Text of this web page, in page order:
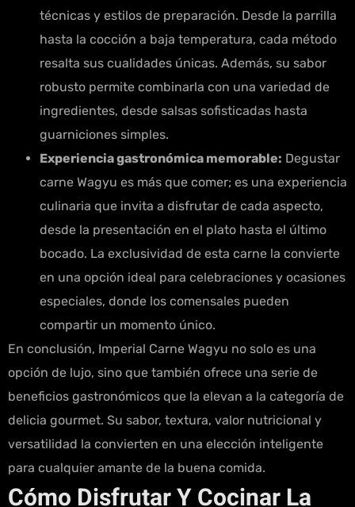
técnicas y estilos de preparación. Desde la parrilla
hasta la cocción a baja temperatura, cada método
resalta sus cualidades únicas. Además, su sabor
robusto permite combinarla con una variedad de
ingredientes, desde salsas sofisticadas hasta
guarniciones simples.
Experiencia gastronómica memorable: Degustar
carne Wagyu es más que comer; es una experiencia
culinaria que invita a disfrutar de cada aspecto,
desde la presentación en el plato hasta el último
bocado. La exclusividad de esta carne la convierte
en una opción ideal para celebraciones y ocasiones
especiales, donde los comensales pueden
compartir un momento único.
En conclusión, Imperial Carne Wagyu no solo es una
opción de lujo, sino que también ofrece una serie de
beneficios gastronómicos que la elevan a la categoría de
delicia gourmet. Su sabor, textura, valor nutricional y
versatilidad la convierten en una elección inteligente
para cualquier amante de la buena comida.
Cómo Disfrutar Y Cocinar La